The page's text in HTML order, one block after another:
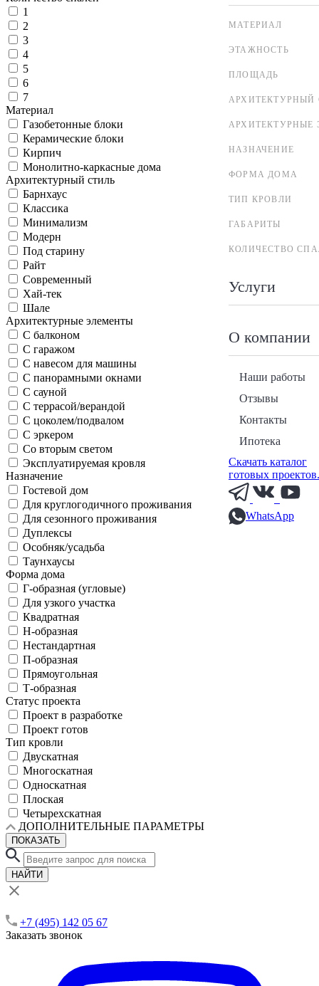
МАТЕРИАЛ
ЭТАЖНОСТЬ
ПЛОЩАДЬ
АРХИТЕКТУРНЫЙ
АРХИТЕКТУРНЫЕ
НАЗНАЧЕНИЕ
ФОРМА ДОМА
ТИП КРОВЛИ
ГАБАРИТЫ
КОЛИЧЕСТВО
Услуги
О компании
Наши работы
Отзывы
Контакты
Ипотека
Скачать каталог
готовых
WhatsApp
1
2
3
4
5
6
7
Материал
Газобетонные блоки
Керамические блоки
Кирпич
Монолитно-каркасные дома
Архитектурный стиль
Барнхаус
Классика
Минимализм
Модерн
Под старину
Райт
Современный
Хай-тек
Шале
Архитектурные элементы
С балконом
С гаражом
С навесом для машины
С панорамными окнами
С сауной
С террасой/верандой
С цоколем/подвалом
С эркером
Со вторым светом
Эксплуатируемая кровля
Назначение
Гостевой дом
Для круглогодичного проживания
Для сезонного проживания
Дуплексы
Особняк/усадьба
Таунхаусы
Форма дома
Г-образная (угловые)
Для узкого участка
Квадратная
Н-образная
Нестандартная
П-образная
Прямоугольная
Т-образная
Статус проекта
Проект в разработке
Проект готов
Тип кровли
Двускатная
Многоскатная
Односкатная
Плоская
Четырехскатная
ДОПОЛНИТЕЛЬНЫЕ ПАРАМЕТРЫ
ПОКАЗАТЬ
НАЙТИ
+7 (495) 142 05 67
Заказать звонок